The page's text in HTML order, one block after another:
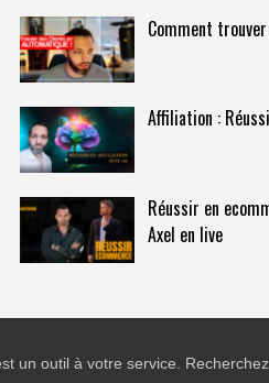
Comment
Affiliation :
Réussir en
Axel en live
un outil à votre service.